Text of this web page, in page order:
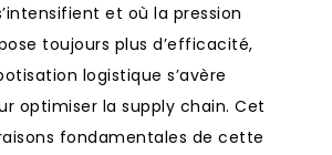
et où la pression
toujours plus d’efficacité,
logistique s’avère
optimiser la supply chain. Cet
fondamentales de cette